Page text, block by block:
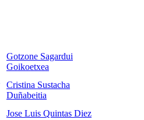
Gotzone Sagardui
Goikoetxea
Cristina Sustacha
Duñabeitia
Jose Luis Quintas Diez